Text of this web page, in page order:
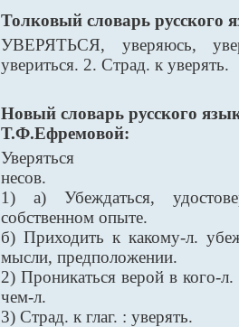
Толковый словарь
УВЕРЯТЬСЯ, уверяюсь,
увериться. 2. Страд. к уверять.
Новый словарь русского
Т.Ф.Ефремовой:
Уверяться
несов.
1) а) Убеждаться,
собственном опыте.
б) Приходить к какому-л.
мысли, предположении.
2) Проникаться верой в кого-
чем-л.
3) Страд. к глаг. : уверять.